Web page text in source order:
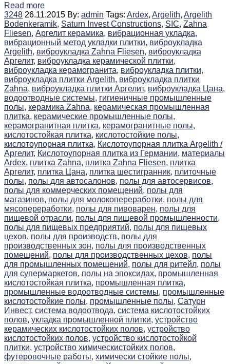
Read more
3248 26.11.2015 By: admin Tags: Ardex, Argelith, Argelith
Bodenkeramik, Saturn Invest Constructions, SIC, Zahna
Fliesen, Аргелит керамика, вибрационная укладка,
вибрационный метод укладки плитки, виброукладка
Argelith, виброукладка Zahna Fliesen, виброукладка
Аргелит, виброукладка керамической плитки,
виброукладка керамогранита, виброукладка плитки,
виброукладка плитки Argelith, виброукладка плитки
Zahna, виброукладка плитки Аргелит, виброукладка Цана,
водоотводные системы, гигиеничные промышленные
полы, керамика Zahna, керамическая промышленная
плитка, керамические промышленные полы,
керамогранитная плитка, керамогранитные полы,
кислотостойкая плитка, кислотостойкие полы,
кислотоупорная плитка, Кислотоупорная плитка Argelith /
Аргелит, Кислотоупорная плитка из Германии, материалы
Ardex, плитка Zahna, плитка Zahna Fliesen, плитка
Аргелит, плитка Цана, плитка шестигранник, плиточные
полы, полы для автосалонов, полы для автосервисов,
полы для коммерческих помещений, полы для
магазинов, полы для молокопереработки, полы для
мясопереработки, полы для пивоварен, полы для
пищевой отрасли, полы для пищевой промышленности,
полы для пищевых предприятий, полы для пищевых
цехов, полы для производств, полы для
производственных зон, полы для производственных
помещений, полы для производственных цехов, полы
для промышленных помещений, полы для ритейл, полы
для супермаркетов, полы на эпоксидах, промышленная
кислотостойкая плитка, промышленная плитка,
промышленные водоотводные системы, промышленные
кислотостойкие полы, промышленные полы, Сатурн
Инвест, система водоотвода, система кислотостойких
полов, укладка промышленной плитки, устройство
керамических кислотостойких полов, устройство
кислотостойких полов, устройство кислотостойкой
плитки, устройство химическистойких полов,
футеровочные работы, химически стойкие полы,